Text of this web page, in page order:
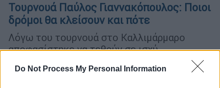
Do Not Process My Personal Information
Τουρνουά Παύλος Γιαννακόπουλος: Ποιοι
δρόμοι θα κλείσουν και πότε
Λόγω του τουρνουά στο Καλλιμάρμαρο
αποφασίστηκε να τεθούν σε ισχύ